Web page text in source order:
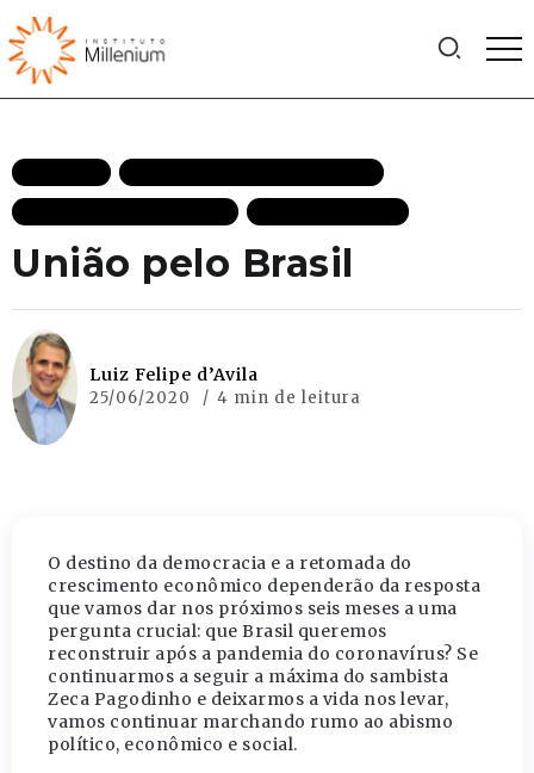
União pelo Brasil
Luiz Felipe d’Avila
25/06/2020 4 min de leitura
O destino da democracia e a retomada do
crescimento econômico dependerão da resposta
que vamos dar nos próximos seis meses a uma
pergunta crucial: que Brasil queremos
reconstruir após a pandemia do coronavírus? Se
continuarmos a seguir a máxima do sambista
Zeca Pagodinho e deixarmos a vida nos levar,
vamos continuar marchando rumo ao abismo
político, econômico e social.